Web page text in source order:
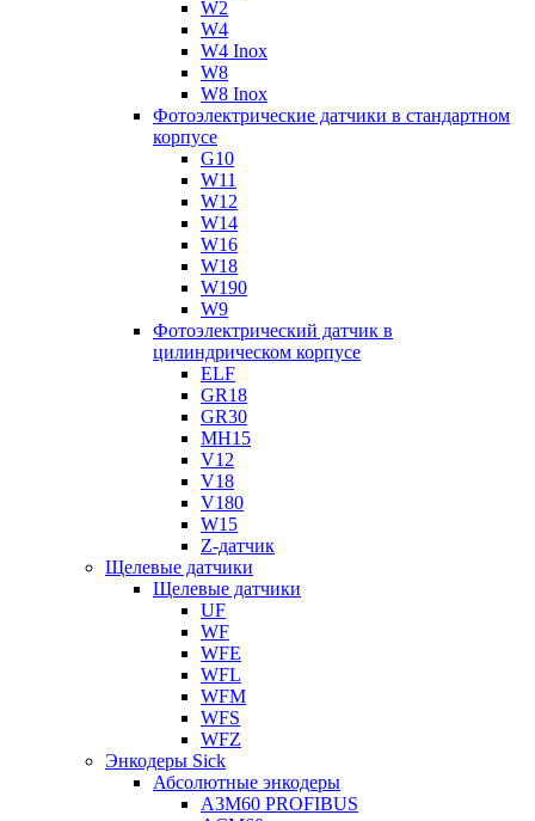
W2
W4
W4 Inox
W8
W8 Inox
Фотоэлектрические датчики в стандартном
корпусе
G10
W11
W12
W14
W16
W18
W190
W9
Фотоэлектрический датчик в
цилиндрическом корпусе
ELF
GR18
GR30
MH15
V12
V18
V180
W15
Z-датчик
Щелевые датчики
Щелевые датчики
UF
WF
WFE
WFL
WFM
WFS
WFZ
Энкодеры Sick
Абсолютные энкодеры
A3M60 PROFIBUS